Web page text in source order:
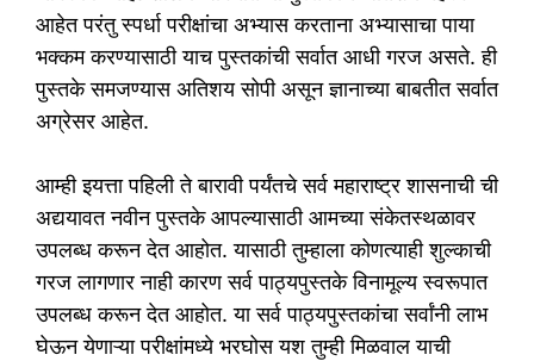
आहेत परंतु स्पर्धा परीक्षांचा अभ्यास करताना अभ्यासाचा पाया
भक्कम करण्यासाठी याच पुस्तकांची सर्वात आधी गरज असते. ही
पुस्तके समजण्यास अतिशय सोपी असून ज्ञानाच्या बाबतीत सर्वात
अग्रेसर आहेत.
आम्ही इयत्ता पहिली ते बारावी पर्यंतचे सर्व महाराष्ट्र शासनाची ची
अद्ययावत नवीन पुस्तके आपल्यासाठी आमच्या संकेतस्थळावर
उपलब्ध करून देत आहोत. यासाठी तुम्हाला कोणत्याही शुल्काची
गरज लागणार नाही कारण सर्व पाठ्यपुस्तके विनामूल्य स्वरूपात
उपलब्ध करून देत आहोत. या सर्व पाठ्यपुस्तकांचा सर्वांनी लाभ
घेऊन येणाऱ्या परीक्षांमध्ये भरघोस यश तुम्ही मिळवाल याची